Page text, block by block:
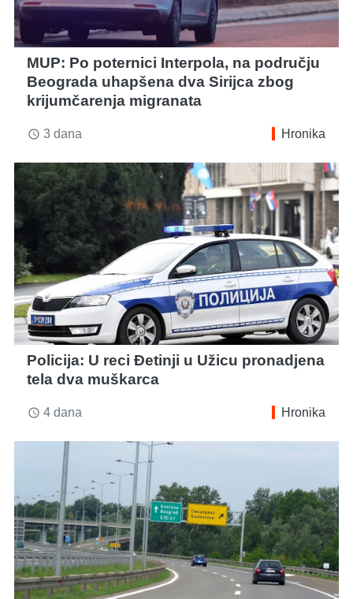
MUP: Po poternici Interpola, na području
Beograda uhapšena dva Sirijca zbog
krijumčarenja migranata
access_time 3 dana Hronika
Policija: U reci Đetinji u Užicu pronadjena
tela dva muškarca
access_time 4 dana Hronika